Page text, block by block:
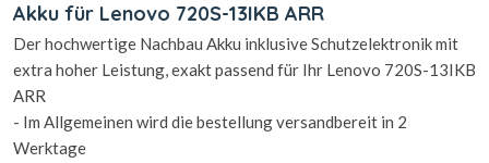
Akku für Lenovo 720S-13IKB ARR
Der hochwertige Nachbau Akku inklusive Schutzelektronik mit
extra hoher Leistung, exakt passend für Ihr Lenovo 720S-13IKB
ARR
- Im Allgemeinen wird die bestellung versandbereit in 2
Werktage